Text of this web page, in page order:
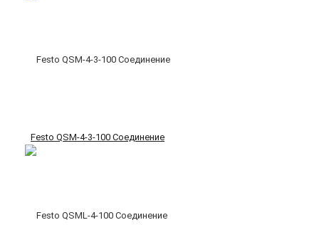
Festo QSM-4-3-100 Соединение